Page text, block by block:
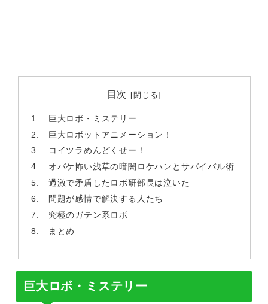
目次
巨大ロボ・ミステリー
巨大ロボットアニメーション！
コイツラめんどくせー！
オバケ怖い浅草の暗闇ロケハンとサバイバル術
過激で矛盾したロボ研部長は泣いた
問題が感情で解決する人たち
究極のガテン系ロボ
まとめ
巨大ロボ・ミステリー